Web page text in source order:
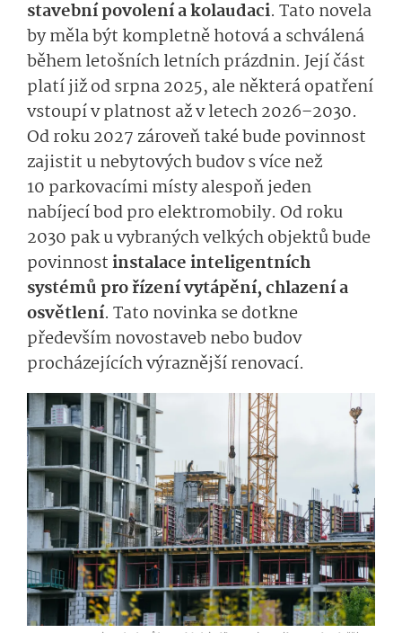
stavební povolenía kolaudaci. Tato novela
by měla být kompletně hotová a schválená
během letošních letních prázdnin. Její část
platí již od srpna 2025, ale některá opatření
vstoupí v platnost až v letech 2026–2030.
Od roku 2027 zároveň také bude povinnost
zajistit u nebytových budov s více než
10 parkovacími místy alespoň jeden
nabíjecí bod pro elektromobily. Od roku
2030 pak u vybraných velkých objektů bude
povinnostinstalace inteligentních
systémů pro řízení vytápění, chlazení a
osvětlení. Tato novinka se dotkne
především novostaveb nebo budov
procházejících výraznější renovací.